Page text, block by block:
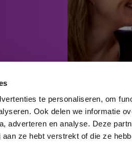
te personaliseren, om
Ook delen we informatie
adverteren en analyse. Deze
ze hebt verstrekt of die ze